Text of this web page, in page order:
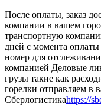
После оплаты, заказ
компании в вашем
транспортную
дней с момента оплаты
номер для
компанией Деловые
грузы такие как
горелки отправляем в
Сберлогистикаhttps://